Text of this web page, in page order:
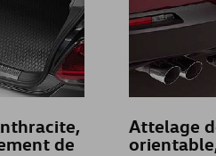
de
Attelage